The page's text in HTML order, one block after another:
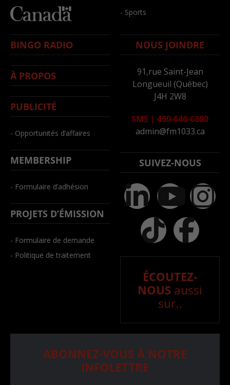
- Sports
BINGO RADIO
À PROPOS
PUBLICITÉ
- Opportunités d’affaires
MEMBERSHIP
- Formulaire d’adhésion
PROJETS D’ÉMISSION
- Formulaire de demande
- Politique de traitement
NOUS JOINDRE
91,rue Saint-Jean
Longueuil (Québec)
J4H 2W8
SMS | 450-646-6800
admin@fm1033.ca
SUIVEZ-NOUS
ÉCOUTEZ-
NOUS aussi
sur..
ABONNEZ-VOUS À NOTRE
INFOLETTRE